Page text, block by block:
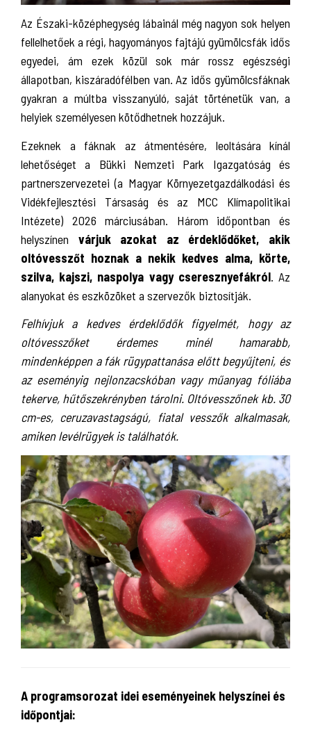
Az Északi-középhegység lábainál még nagyon sok helyen
fellelhetőek a régi, hagyományos fajtájú gyümölcsfák idős
egyedei, ám ezek közül sok már rossz egészségi
állapotban, kiszáradófélben van. Az idős gyümölcsfáknak
gyakran a múltba visszanyúló, saját történetük van, a
helyiek személyesen kötődhetnek hozzájuk.
Ezeknek a fáknak az átmentésére, leoltására kínál
lehetőséget a Bükki Nemzeti Park Igazgatóság és
partnerszervezetei (a Magyar Környezetgazdálkodási és
Vidékfejlesztési Társaság és az MCC Klímapolitikai
Intézete) 2026 márciusában. Három időpontban és
helyszínen várjuk azokat az érdeklődőket, akik
oltóvesszőt hoznak a nekik kedves alma, körte,
szilva, kajszi, naspolya vagy cseresznyefákról. Az
alanyokat és eszközöket a szervezők biztosítják.
Felhívjuk a kedves érdeklődők figyelmét, hogy az
oltóvesszőket érdemes minél hamarabb,
mindenképpen a fák rügypattanása előtt begyűjteni, és
az eseményig nejlonzacskóban vagy műanyag fóliába
tekerve, hűtőszekrényben tárolni. Oltóvesszőnek kb. 30
cm-es, ceruzavastagságú, fiatal vesszők alkalmasak,
amiken levélrügyek is találhatók.
A programsorozat idei eseményeinek helyszínei és
időpontjai: